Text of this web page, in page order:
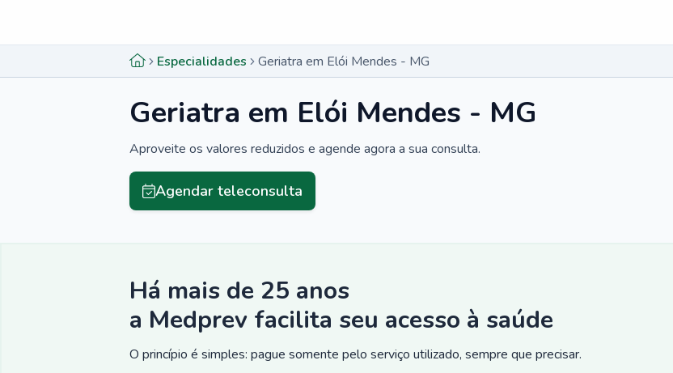
Especialidades Geriatra em Elói Mendes - MG
Geriatra em Elói Mendes - MG
Aproveite os valores reduzidos e agende agora a sua consulta.
Agendar teleconsulta
Há mais de 25 anos
a Medprev facilita seu acesso à saúde
O princípio é simples: pague somente pelo serviço utilizado, sempre que precisar.